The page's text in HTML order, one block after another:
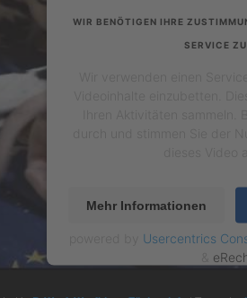
WIR BENÖTIGEN IHRE
SERVICE
Mehr Informationen
Usercentrics